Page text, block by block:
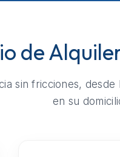
de
sin fricciones,
en su